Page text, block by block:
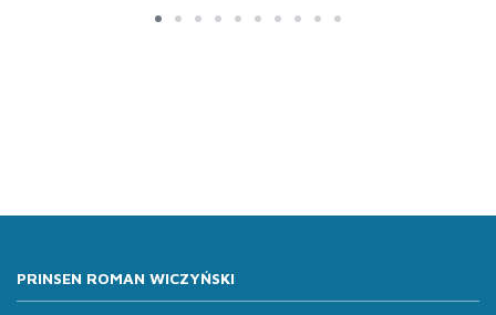
PRINSEN ROMAN WICZYŃSKI